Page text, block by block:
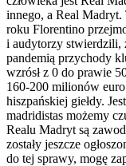
innego, a Real
roku Florentino
i audytorzy stwierdzili,
pandemią przychody
wzrósł z 0 do prawie
160-200 milionów
hiszpańskiej giełdy.
madridistas możemy
Realu Madryt są
zostały jeszcze
do tej sprawy, mogę